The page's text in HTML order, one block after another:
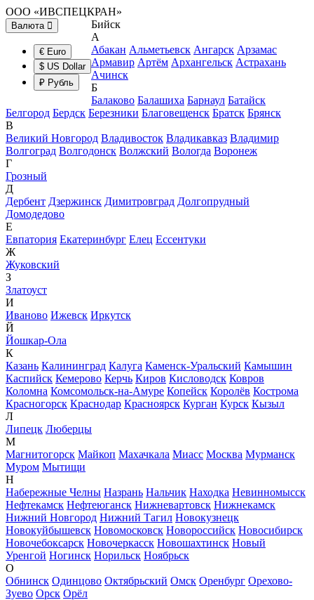
ООО «ИВСПЕЦКРАН»
Валюта
€ Euro
$ US Dollar
₽ Рубль
Бийск
А
Абакан Альметьевск Ангарск Арзамас
Армавир Артём Архангельск Астрахань
Ачинск
Б
Балаково Балашиха Барнаул Батайск
Белгород Бердск Березники Благовещенск Братск Брянск
В
Великий Новгород Владивосток Владикавказ Владимир
Волгоград Волгодонск Волжский Вологда Воронеж
Г
Грозный
Д
Дербент Дзержинск Димитровград Долгопрудный
Домодедово
Е
Евпатория Екатеринбург Елец Ессентуки
Ж
Жуковский
З
Златоуст
И
Иваново Ижевск Иркутск
Й
Йошкар-Ола
К
Казань Калининград Калуга Каменск-Уральский Камышин
Каспийск Кемерово Керчь Киров Кисловодск Ковров
Коломна Комсомольск-на-Амуре Копейск Королёв Кострома
Красногорск Краснодар Красноярск Курган Курск Кызыл
Л
Липецк Люберцы
М
Магнитогорск Майкоп Махачкала Миасс Москва Мурманск
Муром Мытищи
Н
Набережные Челны Назрань Нальчик Находка Невинномысск
Нефтекамск Нефтеюганск Нижневартовск Нижнекамск
Нижний Новгород Нижний Тагил Новокузнецк
Новокуйбышевск Новомосковск Новороссийск Новосибирск
Новочебоксарск Новочеркасск Новошахтинск Новый
Уренгой Ногинск Норильск Ноябрьск
О
Обнинск Одинцово Октябрьский Омск Оренбург Орехово-
Зуево Орск Орёл